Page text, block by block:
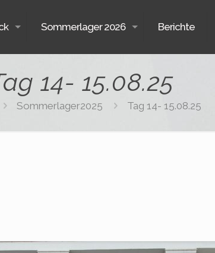
Sommerlager 2026 Berichte
14- 15.08.25
Sommerlager2025 Tag 14- 15.08.25